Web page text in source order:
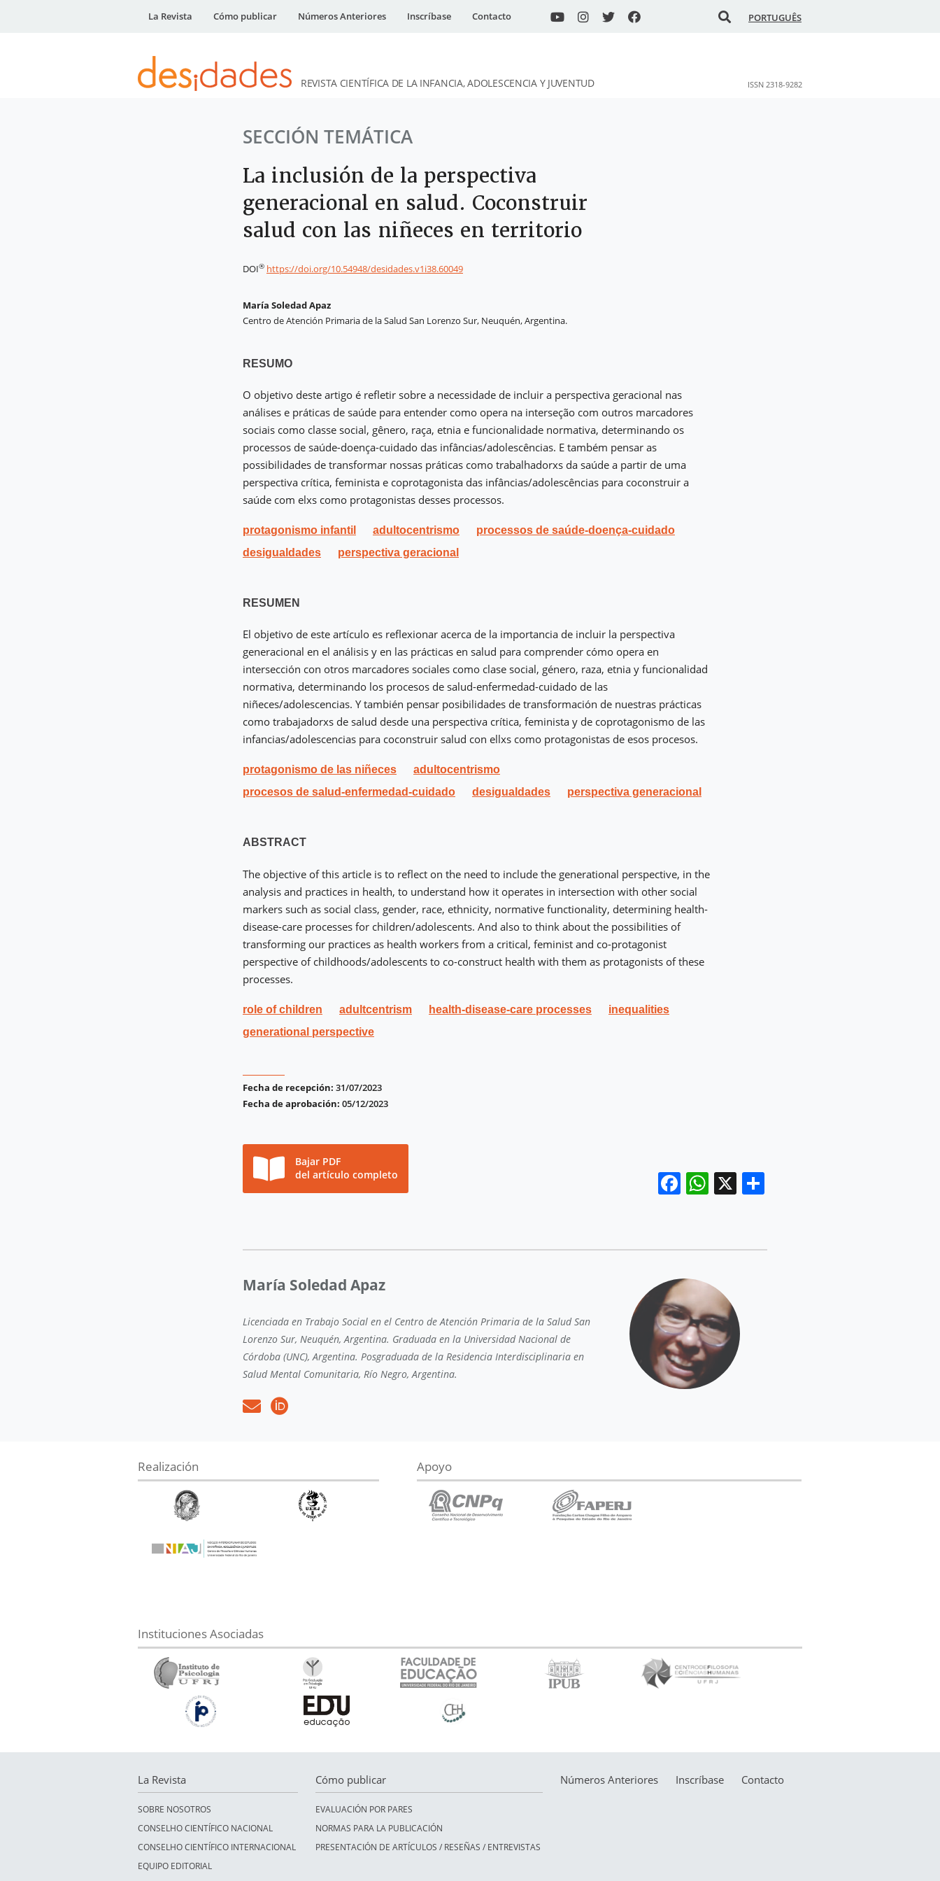
La Revista Cómo publicar Números Anteriores Inscríbase Contacto PORTUGUÊS
DESidades
REVISTA CIENTÍFICA DE LA INFANCIA, ADOLESCENCIA Y JUVENTUD ISSN 2318-9282
SECCIÓN TEMÁTICA
La inclusión de la perspectiva
generacional en salud. Coconstruir
salud con las niñeces en territorio
DOI® https://doi.org/10.54948/desidades.v1i38.60049
María Soledad Apaz
Centro de Atención Primaria de la Salud San Lorenzo Sur, Neuquén, Argentina.
RESUMO
O objetivo deste artigo é refletir sobre a necessidade de incluir a perspectiva geracional nas
análises e práticas de saúde para entender como opera na interseção com outros marcadores
sociais como classe social, gênero, raça, etnia e funcionalidade normativa, determinando os
processos de saúde-doença-cuidado das infâncias/adolescências. E também pensar as
possibilidades de transformar nossas práticas como trabalhadorxs da saúde a partir de uma
perspectiva crítica, feminista e coprotagonista das infâncias/adolescências para coconstruir a
saúde com elxs como protagonistas desses processos.
protagonismo infantil adultocentrismo
processos de saúde-doença-cuidado
desigualdades
perspectiva geracional
RESUMEN
El objetivo de este artículo es reflexionar acerca de la importancia de incluir la perspectiva
generacional en el análisis y en las prácticas en salud para comprender cómo opera en
intersección con otros marcadores sociales como clase social, género, raza, etnia y funcionalidad
normativa, determinando los procesos de salud-enfermedad-cuidado de las
niñeces/adolescencias. Y también pensar posibilidades de transformación de nuestras prácticas
como trabajadorxs de salud desde una perspectiva crítica, feminista y de coprotagonismo de las
infancias/adolescencias para coconstruir salud con ellxs como protagonistas de esos procesos.
protagonismo de las niñeces
adultocentrismo
procesos de salud-enfermedad-cuidado
desigualdades perspectiva generacional
ABSTRACT
The objective of this article is to reflect on the need to include the generational perspective, in the
analysis and practices in health, to understand how it operates in intersection with other social
markers such as social class, gender, race, ethnicity, normative functionality, determining health-
disease-care processes for children/adolescents. And also to think about the possibilities of
transforming our practices as health workers from a critical, feminist and co-protagonist
perspective of childhoods/adolescents to co-construct health with them as protagonists of these
processes.
role of children adultcentrism health-disease-care processes
inequalities
generational perspective
Fecha de recepción: 31/07/2023
Fecha de aprobación: 05/12/2023
Bajar PDF
del artículo completo
Facebook
WhatsApp
X
María Soledad Apaz
Licenciada en Trabajo Social en el Centro de Atención Primaria de la Salud San
Lorenzo Sur, Neuquén, Argentina. Graduada en la Universidad Nacional de
Córdoba (UNC), Argentina. Posgraduada de la Residencia Interdisciplinaria en
Salud Mental Comunitaria, Río Negro, Argentina.
Realización Apoyo
Instituciones Asociadas
La Revista
SOBRE NOSOTROS
CONSELHO CIENTÍFICO NACIONAL
CONSELHO CIENTÍFICO INTERNACIONAL
EQUIPO EDITORIAL
Cómo publicar
EVALUACIÓN POR PARES
NORMAS PARA LA PUBLICACIÓN
PRESENTACIÓN DE ARTÍCULOS / RESEÑAS / ENTREVISTAS
Números Anteriores Inscríbase Contacto